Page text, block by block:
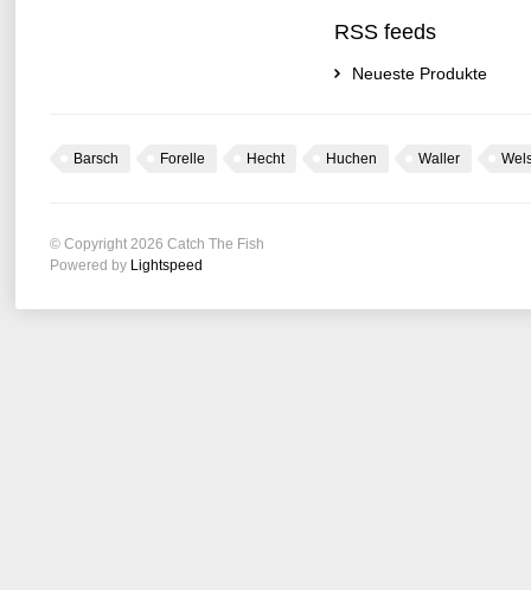
RSS feeds
Neueste Produkte
Barsch Forelle Hecht Huchen Waller
© Copyright 2026 Catch The Fish
Powered by Lightspeed